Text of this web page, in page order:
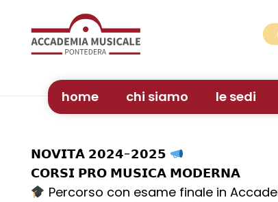
home chi siamo le sedi
𝗡𝗢𝗩𝗜𝗧𝗔̀ 𝟮𝟬𝟮𝟰-𝟮𝟬𝟮𝟱
𝗖𝗢𝗥𝗦𝗜 𝗣𝗥𝗢 𝗠𝗨𝗦𝗜𝗖𝗔 𝗠𝗢𝗗𝗘𝗥𝗡𝗔
Percorso con esame finale in